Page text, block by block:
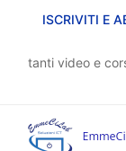
ISCRIVITI E
tanti video e